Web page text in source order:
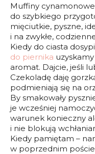
Muffiny
do szybkiego
mięciutkie, pyszne,
i na zwykłe,
Kiedy do ciasta
do piernika
aromat. Dajcie, jeśli
Czekoladę daję
podmieniają się na
By smakowały
je wcześniej
warunek konieczny
i nie blokują
Kiedy pamiętam –
w poprzednim